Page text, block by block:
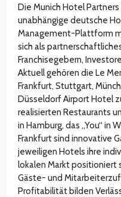
Die Munich Hotel
unabhängige deutsche
Management-Plattform
sich als
Franchisegebern,
Aktuell gehören die Le
Frankfurt, Stuttgart,
Düsseldorf Airport Hotel
realisierten Restaurants
in Hamburg, das „You“ in
Frankfurt sind innovative
jeweiligen Hotels ihre
lokalen Markt positioniert
Gäste- und
Profitabilität bilden